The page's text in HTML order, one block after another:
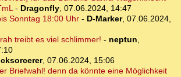
- Dragonfly, 07.06.2024, 14:47
Sonntag 18:00 Uhr- D-Marker, 07.06.2024,
treibt es viel schlimmer! - neptun,
, 07.06.2024, 15:06
Briefwahl! denn da könnte eine Möglichkeit